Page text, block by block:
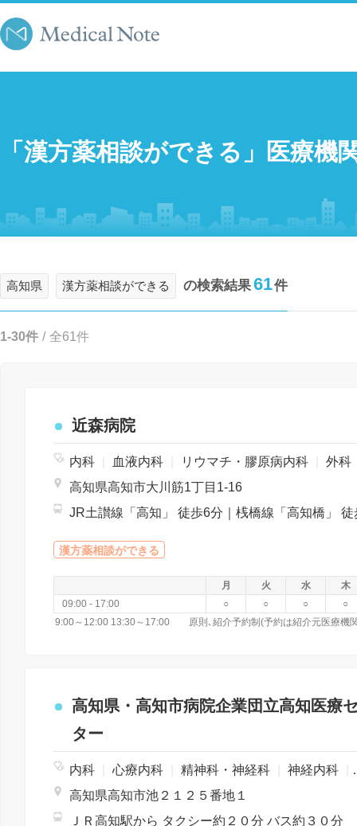
「漢方薬相談ができる」医療機
高知県 漢方薬相談ができる の検索結果61件
1-30件 / 全61件
近森病院
内科 血液内科 リウマチ・膠原病内科
外科
高知県高知市大川筋1丁目1-16
漢方薬相談ができる
月 火 水
木
09:00 - 17:00
○ ○ ○ ○
高知県・高知市病院企業団立高知医療
ター
内科 心療内科 精神科・神経科 神経内科
高知県高知市池２１２５番地１
ＪＲ高知駅から タクシー約２０分 バス約３０分